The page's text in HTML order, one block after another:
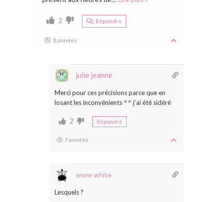
2 Répondre
8 années
julie jeanne
Merci pour ces précisions parce que en
losant les inconvénients ^^ j’ai été sidéré
2 Répondre
7 années
snow white
Lesquels ?